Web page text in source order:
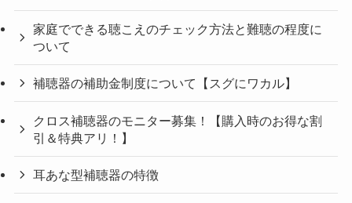
家庭でできる聴こえのチェック方法と難聴の程度に
ついて
補聴器の補助金制度について【スグにワカル】
クロス補聴器のモニター募集！【購入時のお得な割
引＆特典アリ！】
耳あな型補聴器の特徴